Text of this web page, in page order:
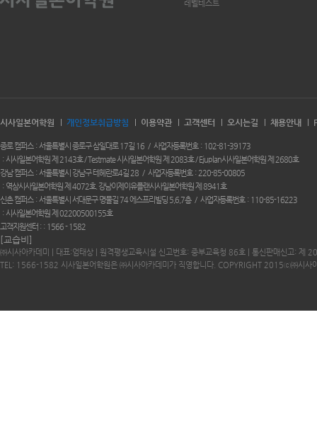
레벨테스트
시사일본어학원 개인정보취급방침 이용약관 고객센터 오시는길 채용안내
종로 캠퍼스 서울특별시 종로구 삼일대로 17길 16 사업자등록번호
102-81-39173
시사일본어학원 제 2143호 / Testmate 시사일본어학원 제 2083호 / Ejuplan시사일본어학원 제 2680호
강남 캠퍼스
서울특별시 강남구 테헤란로4길 28 사업자등록번호
220-85-00805
역삼시사일본어학원 제 4072호. 강남이제이유플랜시사일본어학원 제 8941호
신촌 캠퍼스
서울특별시 서대문구 명물길 74 에스프리빌딩 5,6,7층 사업자등록번호
110-85-16223
시사일본어학원 제 02200500155호
고객지원센터 :
1566 - 1582
[교습비]
㈜시사아카데미 | 대표:엄태상 | 원격평생교육시설 신고번호: 중부교육청 86호 | 통신판매신고: 제
TEL: 1566-1582 시사일본어학원은 ㈜시사아카데미가 직영합니다. COPYRIGHT 2015ⓒ㈜시사